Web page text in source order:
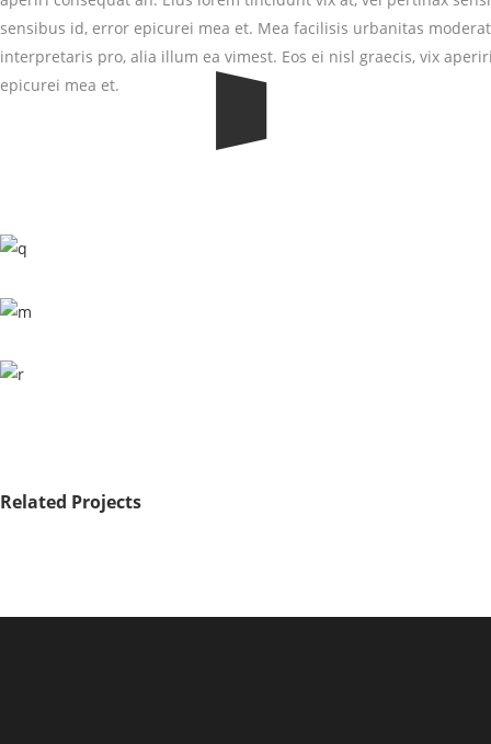
sensibus id, error epicurei mea et. Mea facilisis urbanitas
interpretaris pro, alia illum ea vimest. Eos ei nisl graecis, vix
epicurei mea et.
Related Projects